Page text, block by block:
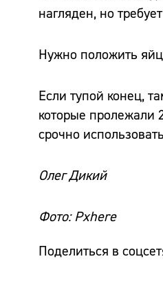
нагляден, но
Нужно положить
Если тупой конец,
которые пролежали
срочно
Олег Дикий
Фото: Pxhere
Поделиться в